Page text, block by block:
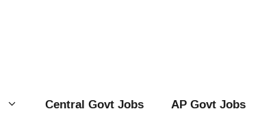
Central Govt Jobs AP Govt Jobs